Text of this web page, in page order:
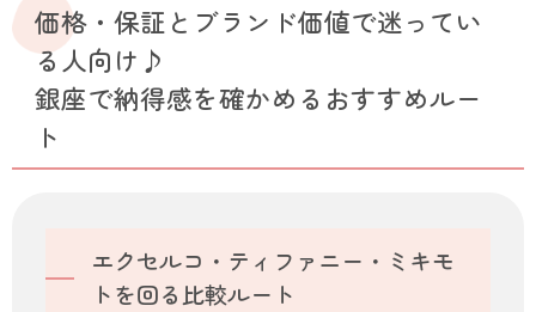
価格・保証とブランド価値で迷ってい
る人向け♪
銀座で納得感を確かめるおすすめルー
ト
エクセルコ・ティファニー・ミキモ
トを回る比較ルート